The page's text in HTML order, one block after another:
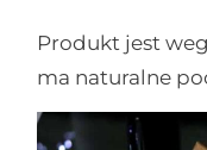
Produkt jest
ma naturalne